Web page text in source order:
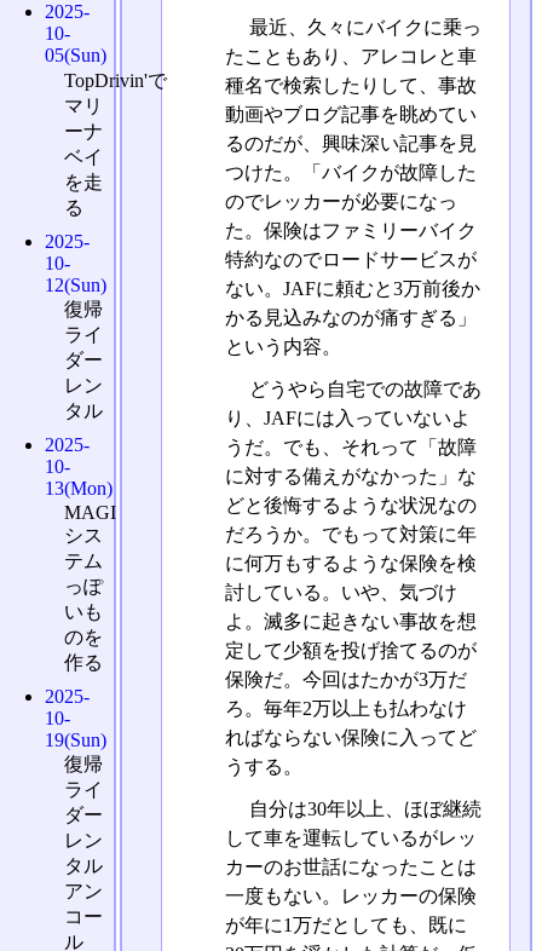
最近、久々にバイクに乗っ
たこともあり、アレコレと車
種名で検索したりして、事故
動画やブログ記事を眺めてい
るのだが、興味深い記事を見
つけた。「バイクが故障した
のでレッカーが必要になっ
た。保険はファミリーバイク
特約なのでロードサービスが
ない。JAFに頼むと3万前後か
かる見込みなのが痛すぎる」
という内容。
どうやら自宅での故障であ
り、JAFには入っていないよ
うだ。でも、それって「故障
に対する備えがなかった」な
どと後悔するような状況なの
だろうか。でもって対策に年
に何万もするような保険を検
討している。いや、気づけ
よ。滅多に起きない事故を想
定して少額を投げ捨てるのが
保険だ。今回はたかが3万だ
ろ。毎年2万以上も払わなけ
ればならない保険に入ってど
うする。
自分は30年以上、ほぼ継続
して車を運転しているがレッ
カーのお世話になったことは
一度もない。レッカーの保険
が年に1万だとしても、既に
2025-
10-
05(Sun)
TopDrivin'で
マリ
ーナ
ベイ
を走
る
2025-
10-
12(Sun)
復帰
ライ
ダー
レン
タル
2025-
10-
13(Mon)
MAGI
シス
テム
っぽ
いも
のを
作る
2025-
10-
19(Sun)
復帰
ライ
ダー
レン
タル
アン
コー
ル